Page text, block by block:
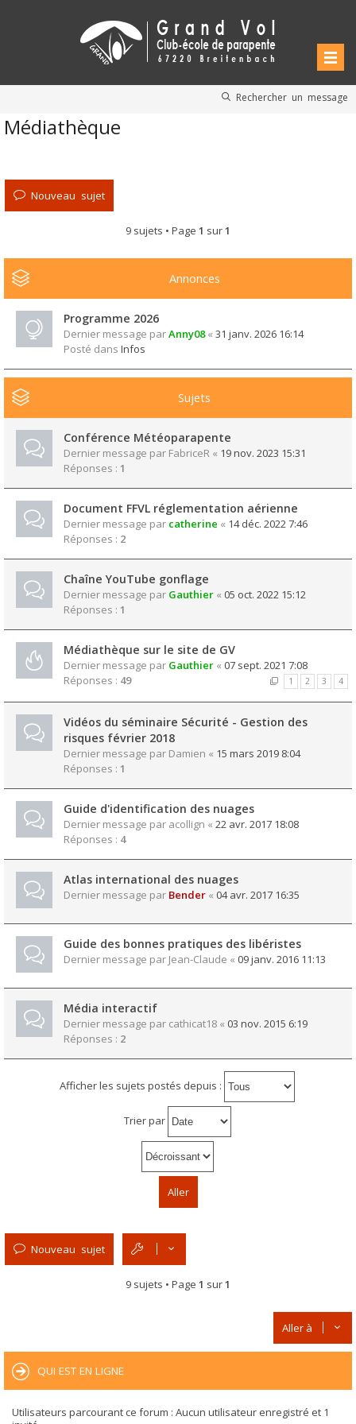
Rechercher un message
Médiathèque
Nouveau sujet
9 sujets • Page 1 sur1
Annonces
Programme 2026
Dernier message parAnny08« 31 janv. 2026 16:14
Posté dans Infos
Sujets
Conférence Météoparapente
Dernier message par FabriceR « 19 nov. 2023 15:31
Réponses : 1
Document FFVL réglementation aérienne
Dernier message par catherine « 14 déc. 2022 7:46
Réponses : 2
Chaîne YouTube gonflage
Dernier message par Gauthier « 05 oct. 2022 15:12
Réponses : 1
Médiathèque sur le site de GV
Dernier message par Gauthier « 07 sept. 2021 7:08
Réponses : 49 1 2 3 4
Vidéos du séminaire Sécurité - Gestion des
risques février 2018
Dernier message par Damien « 15 mars 2019 8:04
Réponses : 1
Guide d'identification des nuages
Dernier message par acollign « 22 avr. 2017 18:08
Réponses : 4
Atlas international des nuages
Dernier message par Bender « 04 avr. 2017 16:35
Guide des bonnes pratiques des libéristes
Dernier message par Jean-Claude « 09 janv. 2016 11:13
Média interactif
Dernier message par cathicat18 « 03 nov. 2015 6:19
Réponses : 2
Afficher les sujets postés depuis :
Trier par
Nouveau sujet
9 sujets • Page 1 sur1
Aller à
QUI EST EN LIGNE
Utilisateurs parcourant ce forum : Aucun utilisateur enregistré et 1